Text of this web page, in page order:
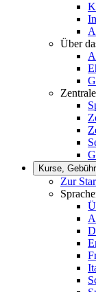
Über
Kurse,
Zur